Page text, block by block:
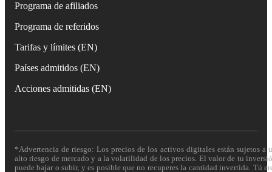
Programa de afiliados
Programa de referidos
Tarifas y límites (EN)
Países admitidos (EN)
Acciones admitidas (EN)
*Advertencia de riesgo: Los precios de los activos digitales están sujetos a
alto riesgo de mercado y a la volatilidad de los precios. El valor de tu
puede bajar o subir, y es posible que no recuperes la cantidad invertida. Tú